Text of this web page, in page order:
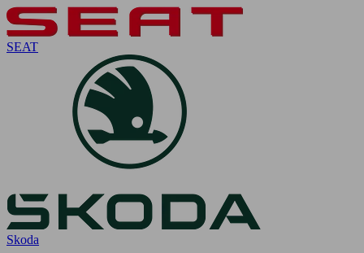
SEAT
Skoda